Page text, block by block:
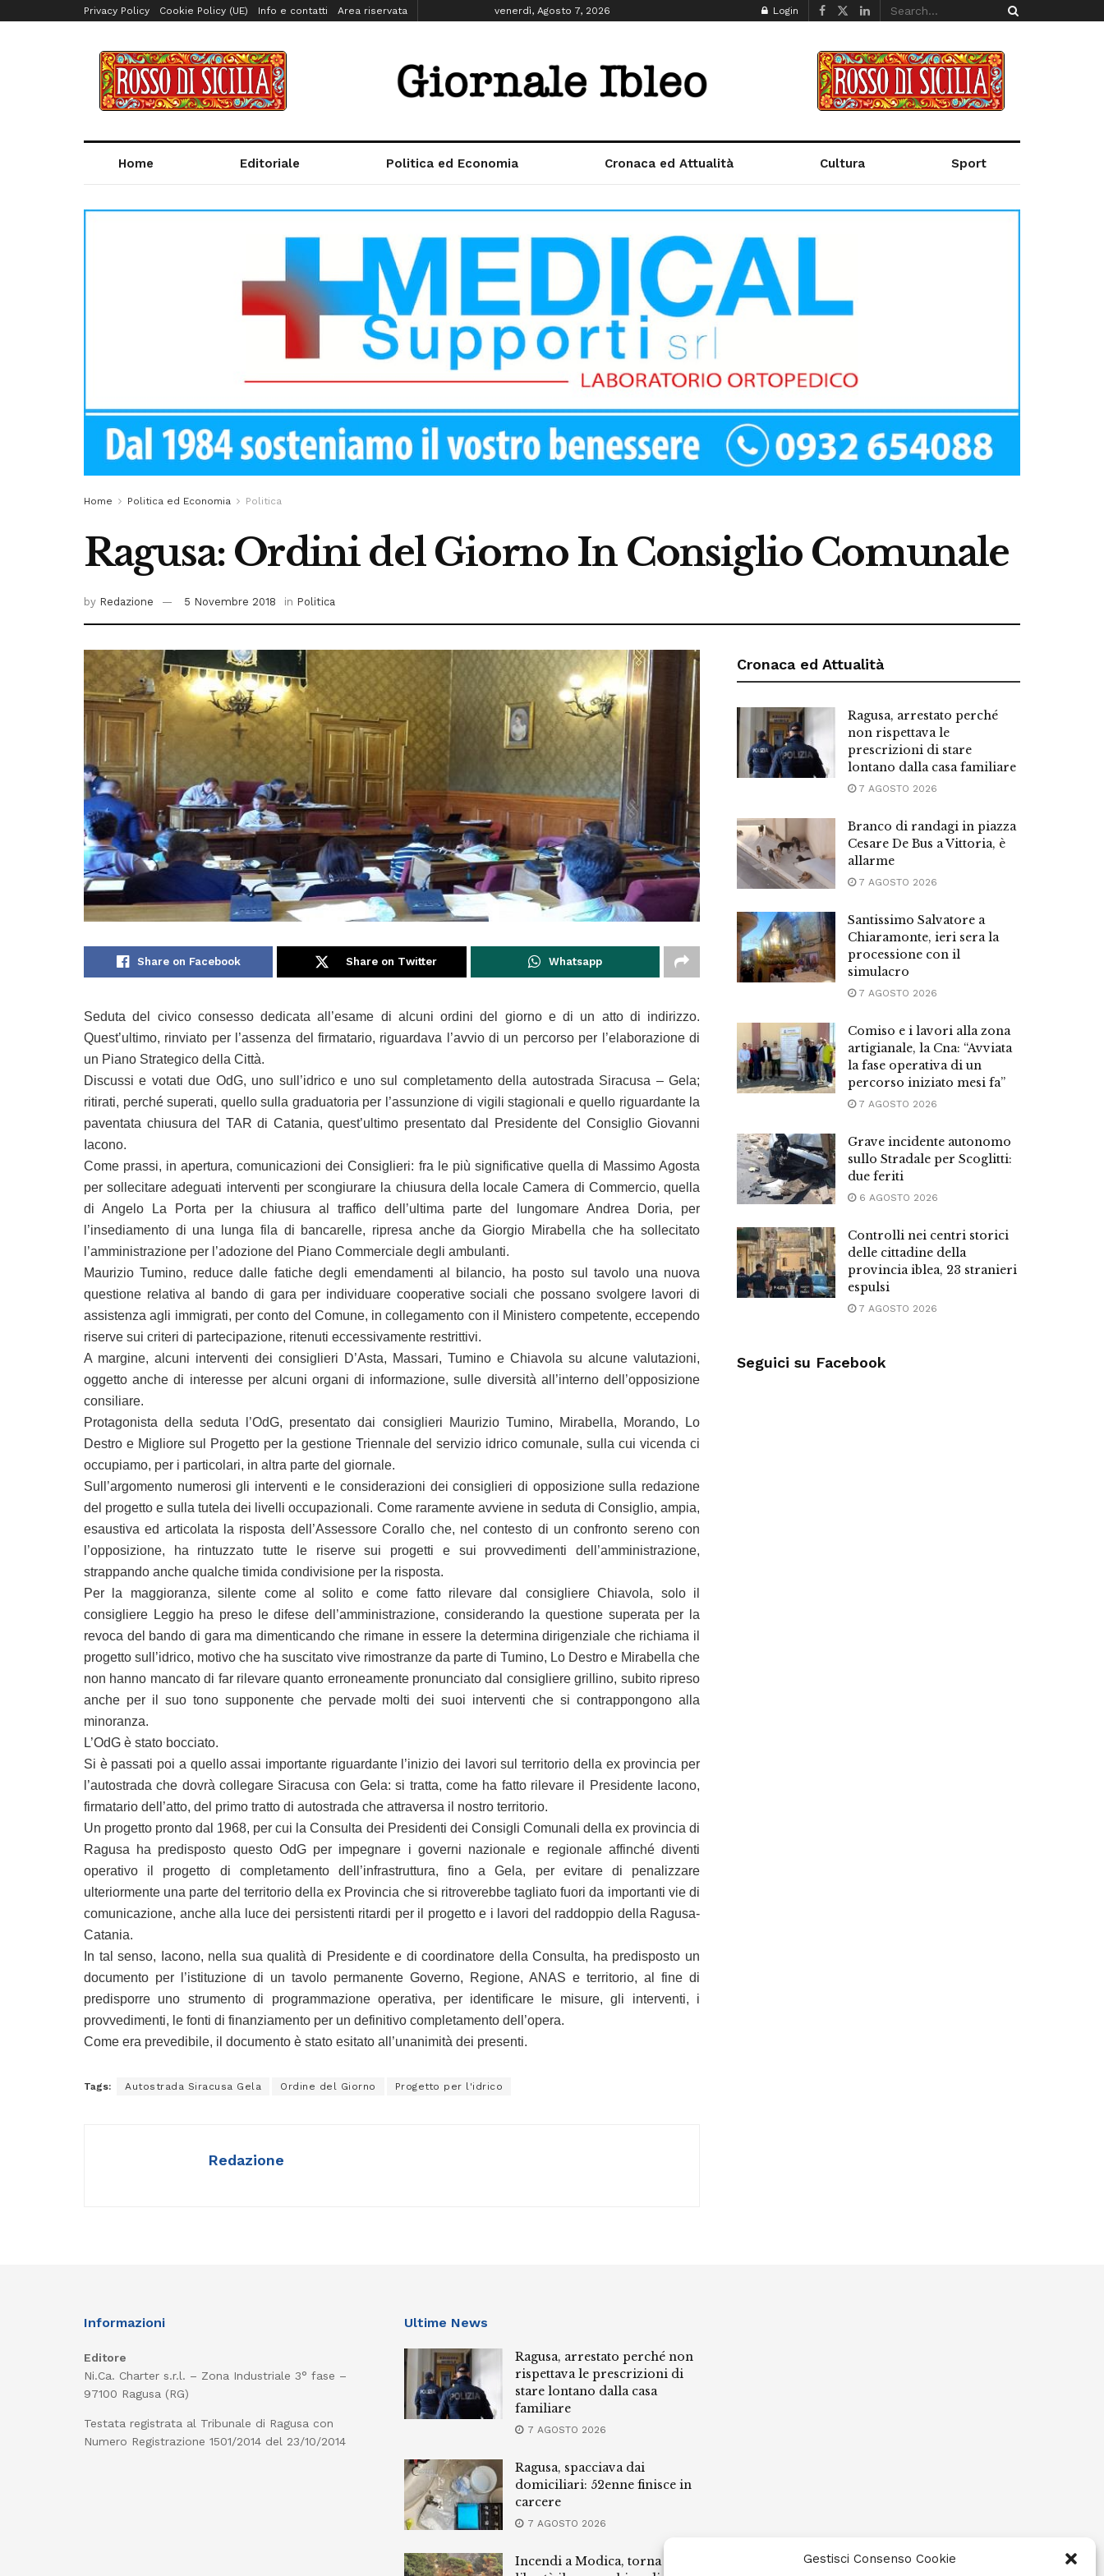
Gestisci Consenso Cookie
Privacy Policy Cookie Policy (UE) Info e contatti Area riservata venerdì, Agosto 7, 2026 Login
Home Editoriale Politica ed Economia Cronaca ed Attualità Cultura Sport
Home Politica ed Economia Politica
Ragusa: Ordini del Giorno In Consiglio Comunale
by Redazione 5 Novembre 2018 in Politica
Share on Facebook Share on Twitter Whatsapp
Seduta del civico consesso dedicata all’esame di alcuni ordini del giorno e di un atto di indirizzo.
Quest’ultimo, rinviato per l’assenza del firmatario, riguardava l’avvio di un percorso per l’elaborazione di
un Piano Strategico della Città.
Discussi e votati due OdG, uno sull’idrico e uno sul completamento della autostrada Siracusa – Gela;
ritirati, perché superati, quello sulla graduatoria per l’assunzione di vigili stagionali e quello riguardante la
paventata chiusura del TAR di Catania, quest’ultimo presentato dal Presidente del Consiglio Giovanni
Iacono.
Come prassi, in apertura, comunicazioni dei Consiglieri: fra le più significative quella di Massimo Agosta
per sollecitare adeguati interventi per scongiurare la chiusura della locale Camera di Commercio, quella
di Angelo La Porta per la chiusura al traffico dell’ultima parte del lungomare Andrea Doria, per
l’insediamento di una lunga fila di bancarelle, ripresa anche da Giorgio Mirabella che ha sollecitato
l’amministrazione per l’adozione del Piano Commerciale degli ambulanti.
Maurizio Tumino, reduce dalle fatiche degli emendamenti al bilancio, ha posto sul tavolo una nuova
questione relativa al bando di gara per individuare cooperative sociali che possano svolgere lavori di
assistenza agli immigrati, per conto del Comune, in collegamento con il Ministero competente, eccependo
riserve sui criteri di partecipazione, ritenuti eccessivamente restrittivi.
A margine, alcuni interventi dei consiglieri D’Asta, Massari, Tumino e Chiavola su alcune valutazioni,
oggetto anche di interesse per alcuni organi di informazione, sulle diversità all’interno dell’opposizione
consiliare.
Protagonista della seduta l’OdG, presentato dai consiglieri Maurizio Tumino, Mirabella, Morando, Lo
Destro e Migliore sul Progetto per la gestione Triennale del servizio idrico comunale, sulla cui vicenda ci
occupiamo, per i particolari, in altra parte del giornale.
Sull’argomento numerosi gli interventi e le considerazioni dei consiglieri di opposizione sulla redazione
del progetto e sulla tutela dei livelli occupazionali. Come raramente avviene in seduta di Consiglio, ampia,
esaustiva ed articolata la risposta dell’Assessore Corallo che, nel contesto di un confronto sereno con
l’opposizione, ha rintuzzato tutte le riserve sui progetti e sui provvedimenti dell’amministrazione,
strappando anche qualche timida condivisione per la risposta.
Per la maggioranza, silente come al solito e come fatto rilevare dal consigliere Chiavola, solo il
consigliere Leggio ha preso le difese dell’amministrazione, considerando la questione superata per la
revoca del bando di gara ma dimenticando che rimane in essere la determina dirigenziale che richiama il
progetto sull’idrico, motivo che ha suscitato vive rimostranze da parte di Tumino, Lo Destro e Mirabella che
non hanno mancato di far rilevare quanto erroneamente pronunciato dal consigliere grillino, subito ripreso
anche per il suo tono supponente che pervade molti dei suoi interventi che si contrappongono alla
minoranza.
L’OdG è stato bocciato.
Si è passati poi a quello assai importante riguardante l’inizio dei lavori sul territorio della ex provincia per
l’autostrada che dovrà collegare Siracusa con Gela: si tratta, come ha fatto rilevare il Presidente Iacono,
firmatario dell’atto, del primo tratto di autostrada che attraversa il nostro territorio.
Un progetto pronto dal 1968, per cui la Consulta dei Presidenti dei Consigli Comunali della ex provincia di
Ragusa ha predisposto questo OdG per impegnare i governi nazionale e regionale affinché diventi
operativo il progetto di completamento dell’infrastruttura, fino a Gela, per evitare di penalizzare
ulteriormente una parte del territorio della ex Provincia che si ritroverebbe tagliato fuori da importanti vie di
comunicazione, anche alla luce dei persistenti ritardi per il progetto e i lavori del raddoppio della Ragusa-
Catania.
In tal senso, Iacono, nella sua qualità di Presidente e di coordinatore della Consulta, ha predisposto un
documento per l’istituzione di un tavolo permanente Governo, Regione, ANAS e territorio, al fine di
predisporre uno strumento di programmazione operativa, per identificare le misure, gli interventi, i
provvedimenti, le fonti di finanziamento per un definitivo completamento dell’opera.
Come era prevedibile, il documento è stato esitato all’unanimità dei presenti.
Tags: Autostrada Siracusa Gela Ordine del Giorno Progetto per l'idrico
Redazione
Cronaca ed Attualità
Ragusa, arrestato perché
non rispettava le
prescrizioni di stare
lontano dalla casa familiare
7 AGOSTO 2026
Branco di randagi in piazza
Cesare De Bus a Vittoria, è
allarme
7 AGOSTO 2026
Santissimo Salvatore a
Chiaramonte, ieri sera la
processione con il
simulacro
7 AGOSTO 2026
Comiso e i lavori alla zona
artigianale, la Cna: “Avviata
la fase operativa di un
percorso iniziato mesi fa”
7 AGOSTO 2026
Grave incidente autonomo
sullo Stradale per Scoglitti:
due feriti
6 AGOSTO 2026
Controlli nei centri storici
delle cittadine della
provincia iblea, 23 stranieri
espulsi
7 AGOSTO 2026
Seguici su Facebook
Informazioni
Editore
Ni.Ca. Charter s.r.l. – Zona Industriale 3° fase –
97100 Ragusa (RG)
Testata registrata al Tribunale di Ragusa con
Numero Registrazione 1501/2014 del 23/10/2014
Ultime News
Ragusa, arrestato perché non
rispettava le prescrizioni di
stare lontano dalla casa
familiare
7 AGOSTO 2026
Ragusa, spacciava dai
domiciliari: 52enne finisce in
carcere
7 AGOSTO 2026
Incendi a Modica, torna in